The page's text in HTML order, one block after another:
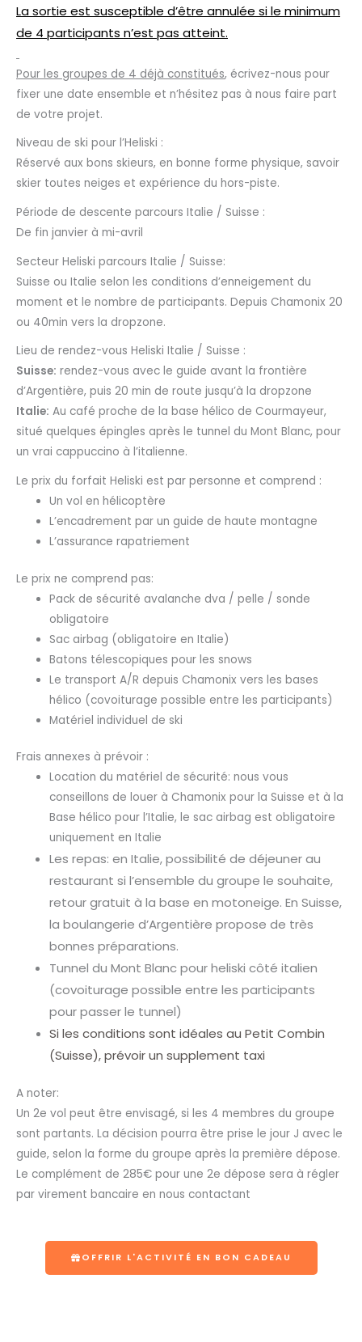
La sortie est susceptible d’être annulée si le minimum
de 4 participants n’est pas atteint.
Pour les groupes de 4 déjà constitués, écrivez-nous pour
fixer une date ensemble et n’hésitez pas à nous faire part
de votre projet.
Niveau de ski pour l’Heliski :
Réservé aux bons skieurs, en bonne forme physique, savoir
skier toutes neiges et expérience du hors-piste.
Période de descente parcours Italie / Suisse :
De fin janvier à mi-avril
Secteur Heliski parcours Italie / Suisse:
Suisse ou Italie selon les conditions d’enneigement du
moment et le nombre de participants. Depuis Chamonix 20
ou 40min vers la dropzone.
Lieu de rendez-vous Heliski Italie / Suisse :
Suisse: rendez-vous avec le guide avant la frontière
d’Argentière, puis 20 min de route jusqu’à la dropzone
Italie: Au café proche de la base hélico de Courmayeur,
situé quelques épingles après le tunnel du Mont Blanc, pour
un vrai cappuccino à l’italienne.
Le prix du forfait Heliski est par personne et comprend :
Un vol en hélicoptère
L’encadrement par un guide de haute montagne
L’assurance rapatriement
Le prix ne comprend pas:
Pack de sécurité avalanche dva / pelle / sonde
obligatoire
Sac airbag (obligatoire en Italie)
Batons télescopiques pour les snows
Le transport A/R depuis Chamonix vers les bases
hélico (covoiturage possible entre les participants)
Matériel individuel de ski
Frais annexes à prévoir :
Location du matériel de sécurité: nous vous
conseillons de louer à Chamonix pour la Suisse et à la
Base hélico pour l’Italie, le sac airbag est obligatoire
uniquement en Italie
Les repas: en Italie, possibilité de déjeuner au
restaurant si l’ensemble du groupe le souhaite,
retour gratuit à la base en motoneige. En Suisse,
la boulangerie d’Argentière propose de très
bonnes préparations.
Tunnel du Mont Blanc pour heliski côté italien
(covoiturage possible entre les participants
pour passer le tunnel)
Si les conditions sont idéales au Petit Combin
(Suisse), prévoir un supplement taxi
A noter:
Un 2e vol peut être envisagé, si les 4 membres du groupe
sont partants. La décision pourra être prise le jour J avec le
guide, selon la forme du groupe après la première dépose.
Le complément de 285€ pour une 2e dépose sera à régler
par virement bancaire en nous contactant
OFFRIR L'ACTIVITÉ EN BON CADEAU